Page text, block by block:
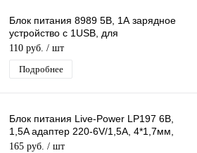
Блок питания 8989 5В, 1А зарядное
устройство с 1USB, для
планшета,телефона,плеера,GPS-
навигатора
110 руб. / шт
Подробнее
Блок питания Live-Power LP197 6В,
1,5A адаптер 220-6V/1,5A, 4*1,7мм,
внешн(+)внутр(-) для тонометра
165 руб. / шт